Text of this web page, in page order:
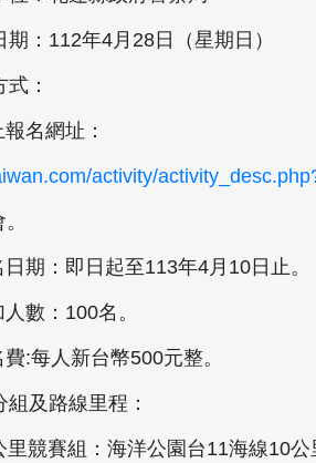
：112年4月28日（星期日）
：
名網址：
activity/
：即日起至113年4月10日止。
：100名。
每人新台幣500元整。
及路線里程：
競賽組：海洋公園台11海線10